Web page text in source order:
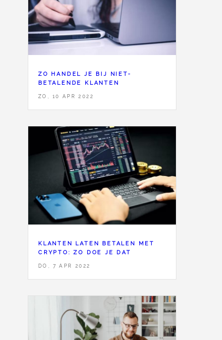
ZO HANDEL JE BIJ NIET-
BETALENDE KLANTEN
ZO, 10 APR 2022
KLANTEN LATEN BETALEN MET
CRYPTO: ZO DOE JE DAT
DO, 7 APR 2022